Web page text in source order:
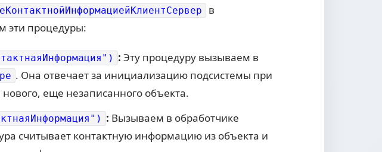
в
эти процедуры:
: Эту процедуру вызываем в
. Она отвечает за инициализацию подсистемы при
еще незаписанного объекта.
: Вызываем в обработчике
считывает контактную информацию из объекта и